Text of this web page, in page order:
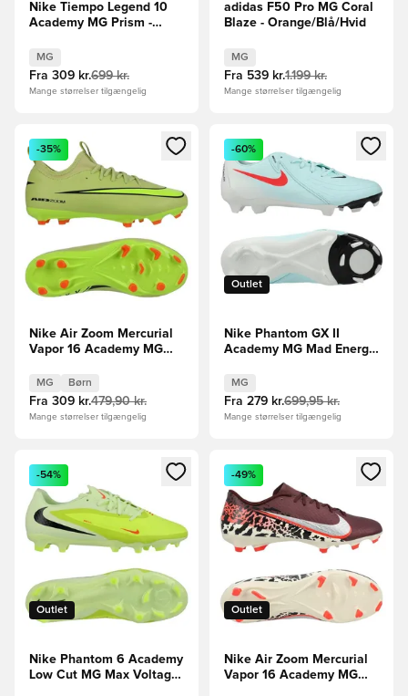
Nike Tiempo Legend 10
Academy MG Prism -
MG
Fra 309 kr.699 kr.
Mange størrelser tilgængelig
adidas F50 Pro MG Coral
Blaze - Orange/Blå/Hvid
MG
Fra 539 kr.1.199 kr.
Mange størrelser tilgængelig
Åbner en Modal til at logge ind eller tilmelde dig som
-35%
Nike Air Zoom Mercurial
Vapor 16 Academy MG
Grøn/Neon/Orange Børn
MG Børn
Fra 309 kr.479,90 kr.
Mange størrelser tilgængelig
Åbner en Modal til at logge
Outlet
-60%
Nike Phantom GX II
Academy MG Mad Energy
MG
Fra 279 kr.699,95 kr.
Mange størrelser tilgængelig
Åbner en Modal til at logge ind eller tilmelde dig som
Outlet
-54%
Nike Phantom 6 Academy
Low Cut MG Max Voltage
Åbner en Modal til at logge
Outlet
-49%
Nike Air Zoom Mercurial
Vapor 16 Academy MG